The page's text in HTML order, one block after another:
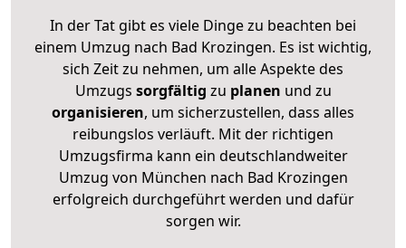
In der Tat gibt es viele Dinge zu beachten bei
einem Umzug nach Bad Krozingen. Es ist wichtig,
sich Zeit zu nehmen, um alle Aspekte des
Umzugs sorgfältig zu planen und zu
organisieren, um sicherzustellen, dass alles
reibungslos verläuft. Mit der richtigen
Umzugsfirma kann ein deutschlandweiter
Umzug von München nach Bad Krozingen
erfolgreich durchgeführt werden und dafür
sorgen wir.